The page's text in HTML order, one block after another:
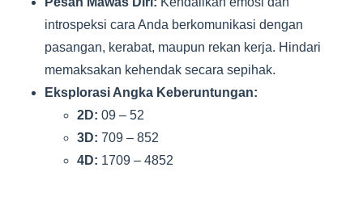
introspeksi cara Anda berkomunikasi dengan
pasangan, kerabat, maupun rekan kerja. Hindari
memaksakan kehendak secara sepihak.
Eksplorasi Angka Keberuntungan:
2D: 09 – 52
3D: 709 – 852
4D: 1709 – 4852